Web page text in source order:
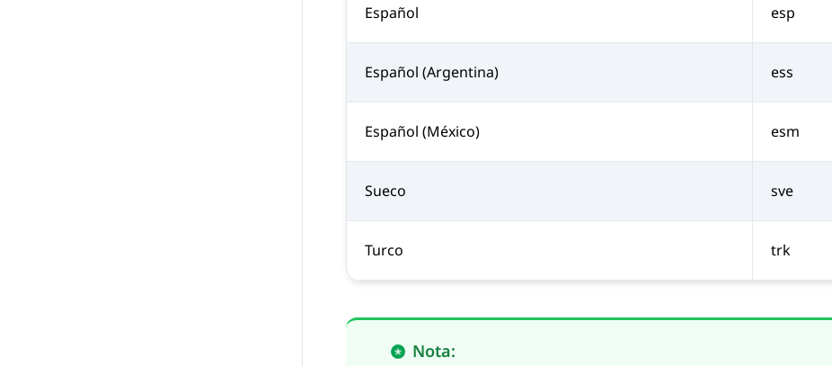
Español esp
Español (Argentina) ess
Español (México) esm
Sueco sve
Turco trk
Nota: